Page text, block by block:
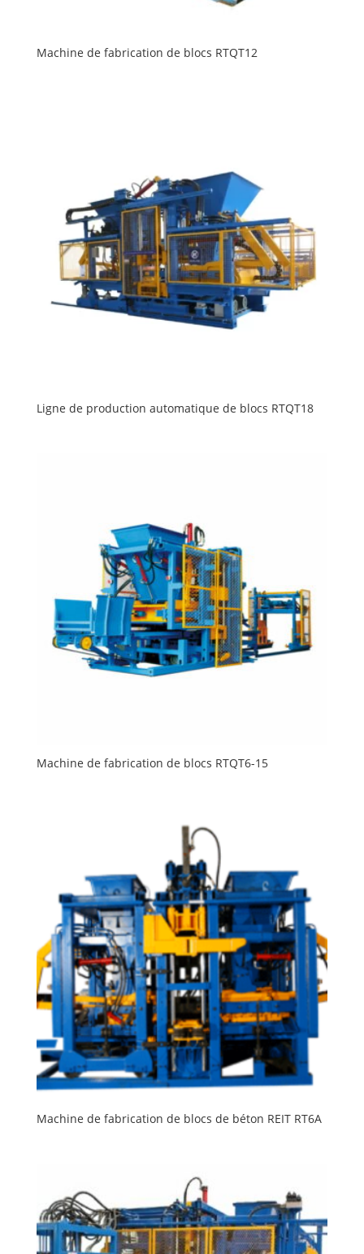
Machine de fabrication de blocs RTQT12
Ligne de production automatique de blocs RTQT18
Machine de fabrication de blocs RTQT6-15
Machine de fabrication de blocs de béton REIT RT6A